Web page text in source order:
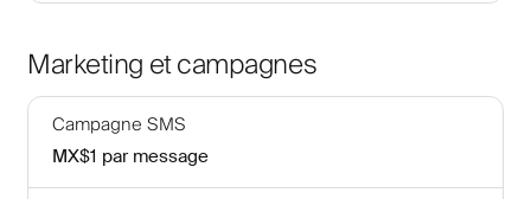
Marketing et campagnes
Campagne SMS
MX$1 par message